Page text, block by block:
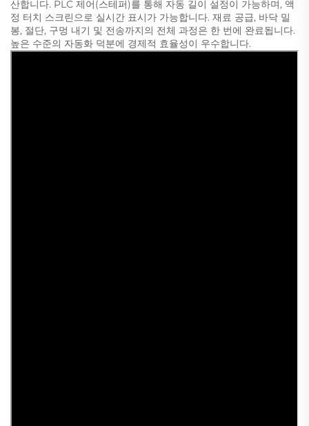
산합니다. PLC 제어(스테퍼)를 통해 자동 길이 설정이 가능하며, 액
정 터치 스크린으로 실시간 표시가 가능합니다. 재료 공급, 바닥 밀
봉, 절단, 구멍 내기 및 전송까지의 전체 과정은 한 번에 완료됩니다.
높은 수준의 자동화 덕분에 경제적 효율성이 우수합니다.